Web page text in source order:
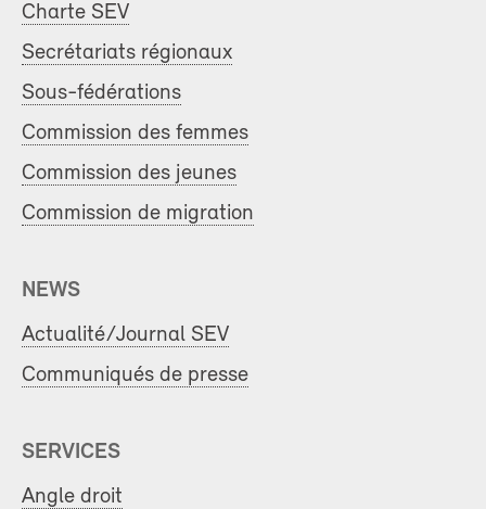
Charte SEV
Secrétariats régionaux
Sous-fédérations
Commission des femmes
Commission des jeunes
Commission de migration
NEWS
Actualité/Journal SEV
Communiqués de presse
SERVICES
Angle droit